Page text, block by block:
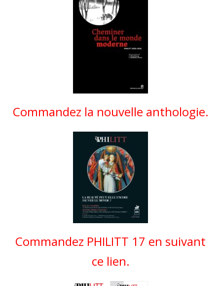
Commandez la nouvelle anthologie.
Commandez PHILITT 17 en suivant
ce lien.